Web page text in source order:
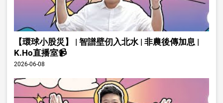
【環球小股災】 | 智譜壁仞入北水 | 非農後傳加息 |
K.Ho直播室📹
2026-06-08